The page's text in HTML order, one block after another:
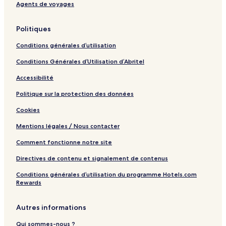
w
A
Agents de voyages
Politiques
Conditions générales d’utilisation
Conditions Générales d’Utilisation d’Abritel
Accessibilité
Politique sur la protection des données
Cookies
Mentions légales / Nous contacter
Comment fonctionne notre site
Directives de contenu et signalement de contenus
Conditions générales d’utilisation du programme Hotels.com
Rewards
Autres informations
Qui sommes-nous ?